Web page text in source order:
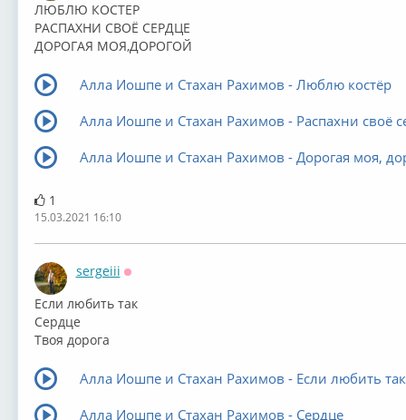
ЛЮБЛЮ КОСТЕР
РАСПАХНИ СВОЁ СЕРДЦЕ
ДОРОГАЯ МОЯ,ДОРОГОЙ
Алла Иошпе и Стахан Рахимов - Люблю костёр
Алла Иошпе и Стахан Рахимов - Распахни своё
Алла Иошпе и Стахан Рахимов - Дорогая моя,
1
15.03.2021 16:10
sergeiii
Если любить так
Сердце
Твоя дорога
Алла Иошпе и Стахан Рахимов - Если любить так
Алла Иошпе и Стахан Рахимов - Сердце